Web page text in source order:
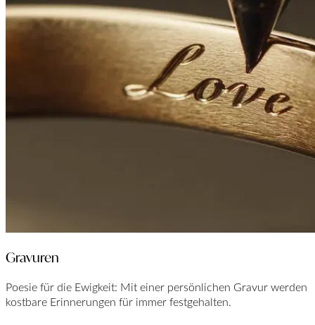
Gravuren
Poesie für die Ewigkeit: Mit einer persönlichen Gravur werden
kostbare Erinnerungen für immer festgehalten.